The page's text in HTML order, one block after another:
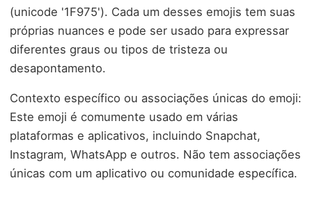
(unicode '1F975'). Cada um desses emojis tem suas
próprias nuances e pode ser usado para expressar
diferentes graus ou tipos de tristeza ou
desapontamento.
Contexto específico ou associações únicas do emoji:
Este emoji é comumente usado em várias
plataformas e aplicativos, incluindo Snapchat,
Instagram, WhatsApp e outros. Não tem associações
únicas com um aplicativo ou comunidade específica.